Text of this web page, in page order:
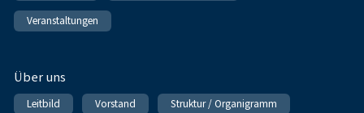
Veranstaltungen
Über uns
Leitbild Vorstand Struktur / Organigramm